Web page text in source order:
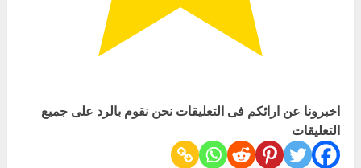
اخبرونا عن ارائكم فى التعليقات نحن نقوم بالرد على جميع
التعليقات